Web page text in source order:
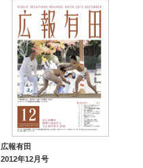
広報有田
2012年12月号